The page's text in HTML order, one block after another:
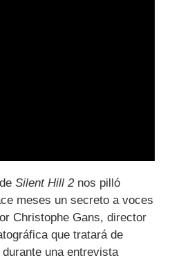
de Silent Hill 2nos pilló
meses un secreto a voces
Christophe Gans, director
que tratará de
durante una entrevista